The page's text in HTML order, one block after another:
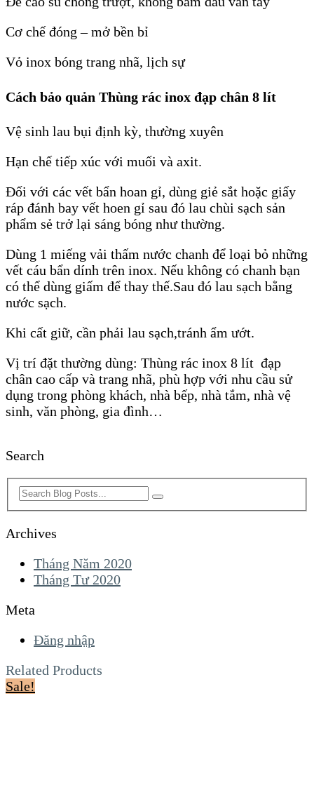
Cơ chế đóng – mở bền bỉ
Vỏ inox bóng trang nhã, lịch sự
Cách bảo quản Thùng rác inox đạp chân 8 lít
Vệ sinh lau bụi định kỳ, thường xuyên
Hạn chế tiếp xúc với muối và axit.
Đối với các vết bẩn hoan gỉ, dùng giẻ sắt hoặc giấy
ráp đánh bay vết hoen gỉ sau đó lau chùi sạch sản
phẩm sẻ trở lại sáng bóng như thường.
Dùng 1 miếng vải thấm nước chanh để loại bỏ những
vết cáu bẩn dính trên inox. Nếu không có chanh bạn
có thể dùng giấm để thay thế.Sau đó lau sạch bằng
nước sạch.
Khi cất giữ, cần phải lau sạch,tránh ẩm ướt.
Vị trí đặt thường dùng: Thùng rác inox 8 lít đạp
chân cao cấp và trang nhã, phù hợp với nhu cầu sử
dụng trong phòng khách, nhà bếp, nhà tắm, nhà vệ
sinh, văn phòng, gia đình…
Search
Archives
Tháng Năm 2020
Tháng Tư 2020
Meta
Đăng nhập
Related Products
Sale!